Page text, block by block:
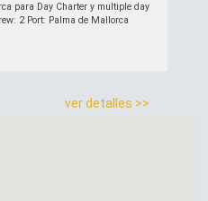
para Day Charter y multiple day
2 Port: Palma de Mallorca
ver detalles >>